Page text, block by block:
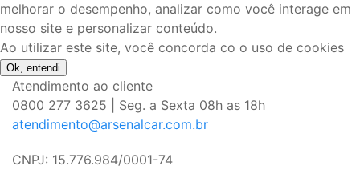
melhorar o desempenho, analizar como você interage em
nosso site e personalizar conteúdo.
Ao utilizar este site, você concorda co o uso de cookies
Ok, entendi
Atendimento ao cliente
0800 277 3625 | Seg. a Sexta 08h as 18h
atendimento@arsenalcar.com.br
CNPJ: 15.776.984/0001-74